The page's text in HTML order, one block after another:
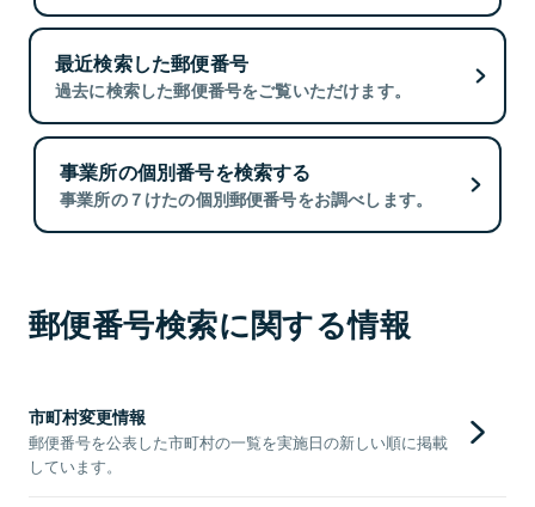
最近検索した郵便番号
過去に検索した郵便番号をご覧いただけます。
事業所の個別番号を検索する
事業所の７けたの個別郵便番号をお調べします。
郵便番号検索に関する情報
市町村変更情報
郵便番号を公表した市町村の一覧を実施日の新しい順に掲載
しています。